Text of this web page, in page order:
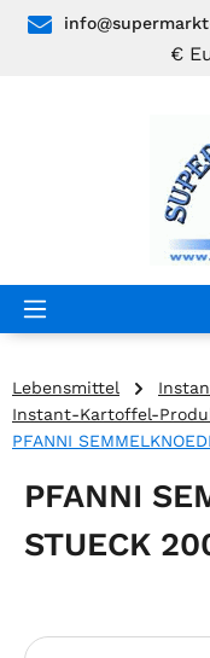
Zum Hauptinhalt
€
Lebensmittel
Instant-Kartoffel-
PFANNI
PFANNI
STUECK
Bildergalerie